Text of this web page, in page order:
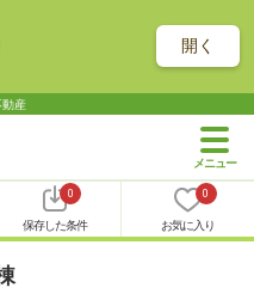
開く
動産
0
保存した条件
0
お気に入り